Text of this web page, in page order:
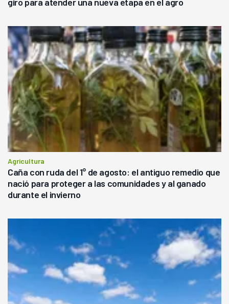
Agricultura
Caña con ruda del 1° de agosto: el antiguo remedio que
nació para proteger a las comunidades y al ganado
durante el invierno